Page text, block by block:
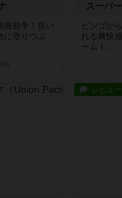
発競争！良い
に塗りつぶ
スーパ
ビンゴか
れる爽快
ーム！...
レビュー